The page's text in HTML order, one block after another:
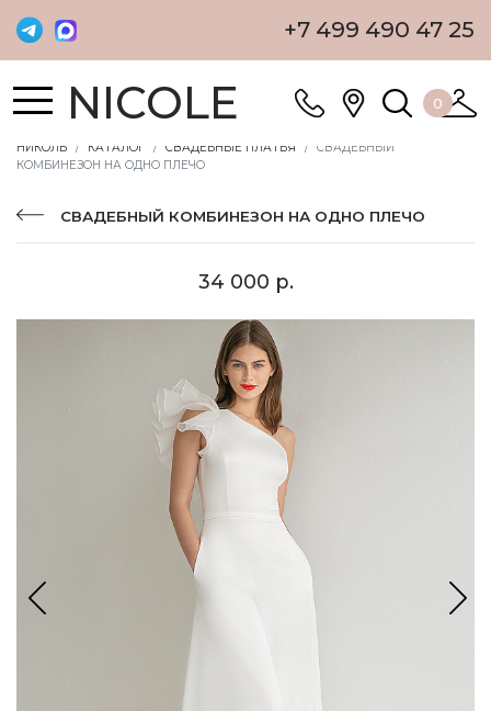
+7 499 490 47 25
NICOLE 0
НИКОЛЬ КАТАЛОГ СВАДЕБНЫЕ ПЛАТЬЯ
СВАДЕБНЫЙ
КОМБИНЕЗОН НА ОДНО ПЛЕЧО
СВАДЕБНЫЙ КОМБИНЕЗОН НА ОДНО ПЛЕЧО
34 000 р.